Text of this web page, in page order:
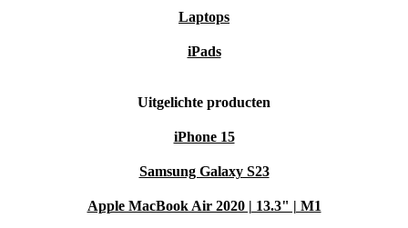
Laptops
iPads
Uitgelichte producten
iPhone 15
Samsung Galaxy S23
Apple MacBook Air 2020 | 13.3" | M1